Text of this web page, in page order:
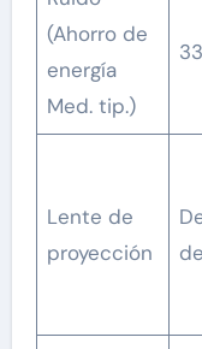
(Ahorro de
energía
Med. tip.)
Lente de
proyección